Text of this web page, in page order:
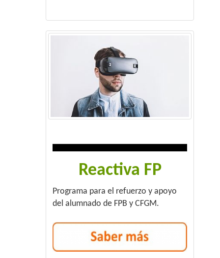
Reactiva FP
Programa para el refuerzo y apoyo
del alumnado de FPB y CFGM.